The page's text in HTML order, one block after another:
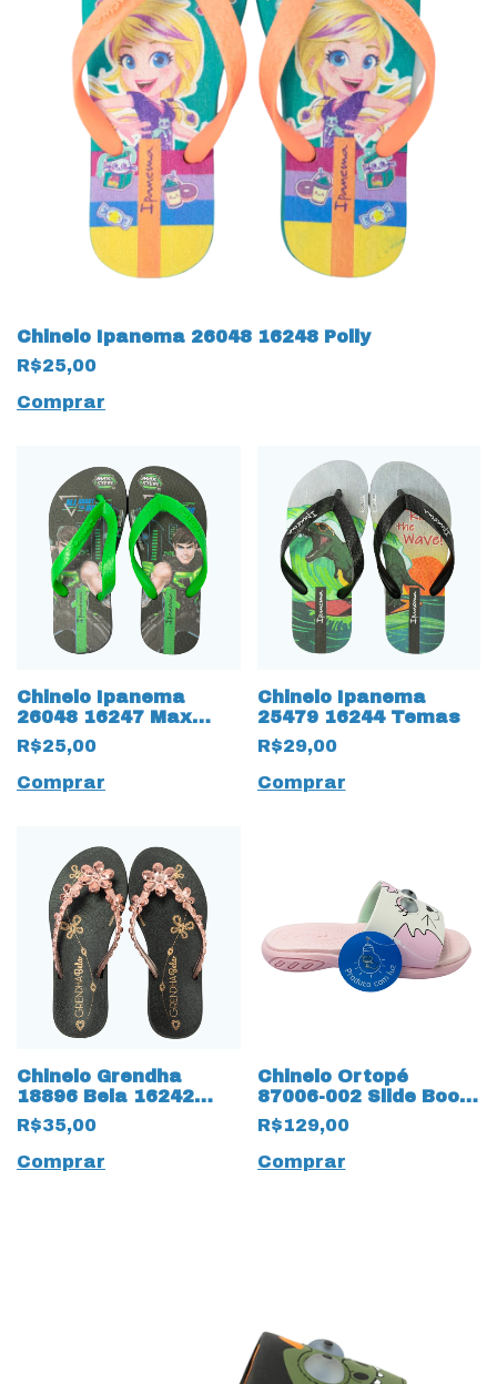
Chinelo Ipanema 26048 16248 Polly
R$25,00
Comprar
Chinelo Ipanema
26048 16247 Max
Steel
R$25,00
Comprar
Chinelo Ipanema
25479 16244 Temas
R$29,00
Comprar
Chinelo Grendha
18896 Bela 16242
Cacau
R$35,00
Comprar
Chinelo Ortopé
87006-002 Slide Booh
com LED 14034 Rosa
R$129,00
Comprar